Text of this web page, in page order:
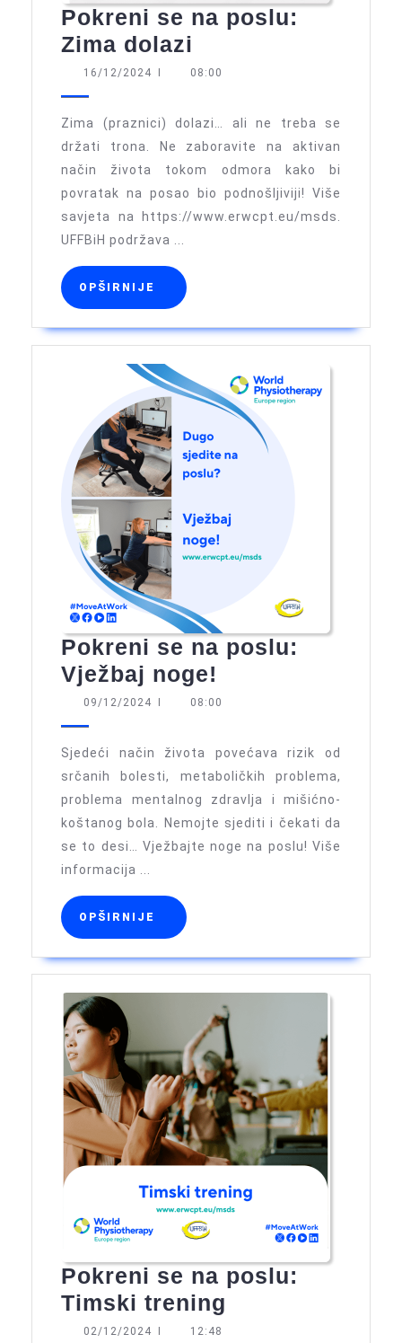
Pokreni se na poslu:
Zima dolazi
se
poslu:
Zima
dolazi
16/12/2024 16/12/2024
I 08:00
Zima (praznici) dolazi… ali ne treba se
držati trona. Ne zaboravite na aktivan
način života tokom odmora kako bi
povratak na posao bio podnošljiviji! Više
savjeta na https://www.erwcpt.eu/msds.
UFFBiH podržava ...
OPŠIRNIJE OPŠIRNIJE
Pokreni se na poslu:
Vježbaj noge!
se
poslu:
Vježbaj
noge!
09/12/2024 09/12/2024
I 08:00
Sjedeći način života povećava rizik od
srčanih bolesti, metaboličkih problema,
problema mentalnog zdravlja i mišićno-
koštanog bola. Nemojte sjediti i čekati da
se to desi… Vježbajte noge na poslu! Više
informacija ...
OPŠIRNIJE OPŠIRNIJE
Pokreni se na poslu:
Timski trening
02/12/2024 02/12/2024
12:48